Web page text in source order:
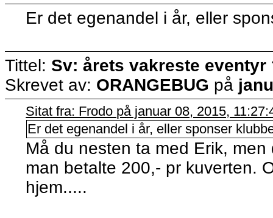
Er det egenandel i år, eller
Tittel: Sv: årets vakreste eventyr
Skrevet av: ORANGEBUG på
Sitat fra: Frodo på januar 08, 2015,
Er det egenandel i år, eller sponser
Må du nesten ta med Erik,
man betalte 200,- pr kuverten.
hjem.....